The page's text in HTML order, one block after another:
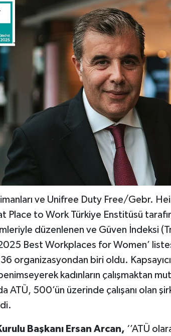
ve Unifree Duty Free/Gebr.
Place to Work Türkiye Enstitüsü
düzenlenen ve Güven İndeksi
Best Workplaces for Women’
organizasyondan biri oldu.
kadınların çalışmaktan
ATÜ, 500’ün üzerinde çalışanı olan
Başkanı Ersan Arcan, ‘’ATÜ